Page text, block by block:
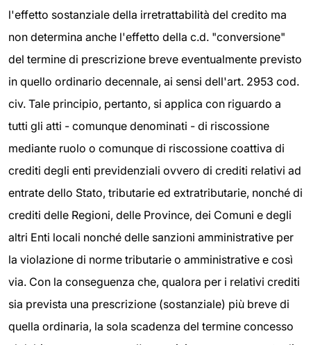
l'effetto sostanziale della irretrattabilità del credito ma
non determina anche l'effetto della c.d. "conversione"
del termine di prescrizione breve eventualmente previsto
in quello ordinario decennale, ai sensi dell'art. 2953 cod.
civ. Tale principio, pertanto, si applica con riguardo a
tutti gli atti - comunque denominati - di riscossione
mediante ruolo o comunque di riscossione coattiva di
crediti degli enti previdenziali ovvero di crediti relativi ad
entrate dello Stato, tributarie ed extratributarie, nonché di
crediti delle Regioni, delle Province, dei Comuni e degli
altri Enti locali nonché delle sanzioni amministrative per
la violazione di norme tributarie o amministrative e così
via. Con la conseguenza che, qualora per i relativi crediti
sia prevista una prescrizione (sostanziale) più breve di
quella ordinaria, la sola scadenza del termine concesso